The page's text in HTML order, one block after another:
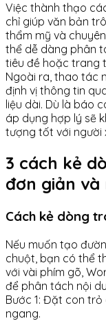
Việc thành thạo
chỉ giúp văn bản
thẩm mỹ và
thể dễ dàng phân
tiêu đề hoặc trang
Ngoài ra, thao tác
định vị thông tin
liệu dài. Dù là báo
áp dụng hợp lý sẽ
tượng tốt với người
3 cách kẻ
đơn giản
Cách kẻ dòng
Nếu muốn tạo
chuột, bạn có thể
với vài phím gõ,
để phân tách nội
Bước 1: Đặt con
ngang.